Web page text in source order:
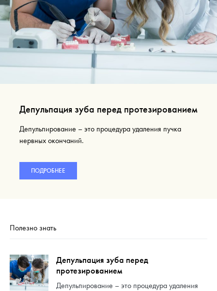
Депульпация зуба перед протезированием
Депульпирование – это процедура удаления пучка
нервных окончаний.
ПОДРОБНЕЕ
Полезно знать
Депульпация зуба перед
протезированием
Депульпирование – это процедура удаления